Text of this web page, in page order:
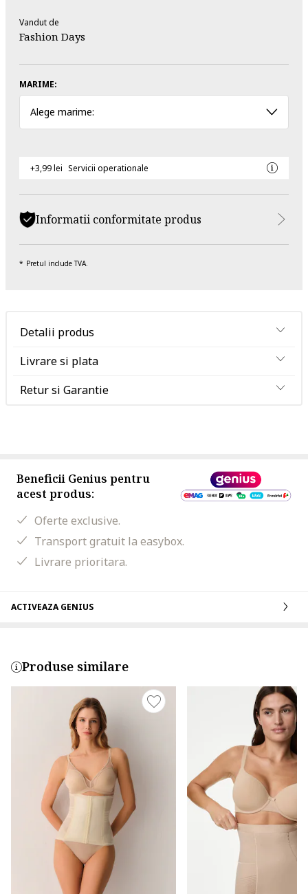
Vandut de
Fashion Days
MARIME:
Alege marime:
+3,99 lei Servicii operationale
Informatii conformitate produs
Pretul include TVA.
Detalii produs
Livrare si plata
Retur si Garantie
Beneficii Genius pentru
acest produs:
Oferte exclusive.
Transport gratuit la easybox.
Livrare prioritara.
ACTIVEAZA GENIUS
Produse similare